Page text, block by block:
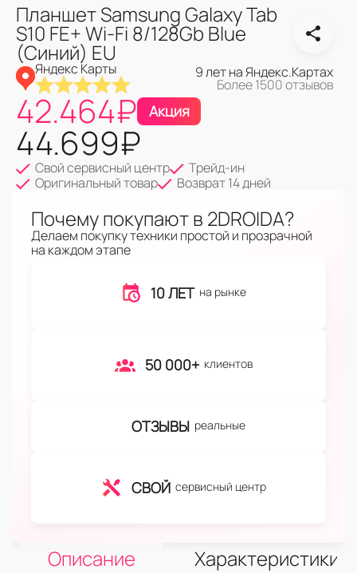
Планшет Samsung Galaxy Tab
S10 FE+ Wi-Fi 8/128Gb Blue
(Синий) EU
Яндекс Карты 9 лет на Яндекс.Картах
Более 1500 отзывов
42.464₽ Акция
44.699₽
Свой сервисный центр
Трейд-ин
Оригинальный товар
Возврат 14 дней
Почему покупают в 2DROIDA?
Делаем покупку техники простой и прозрачной
на каждом этапе
10 ЛЕТ на рынке
50 000+ клиентов
ОТЗЫВЫ реальные
СВОЙ сервисный центр
Описание Характеристики